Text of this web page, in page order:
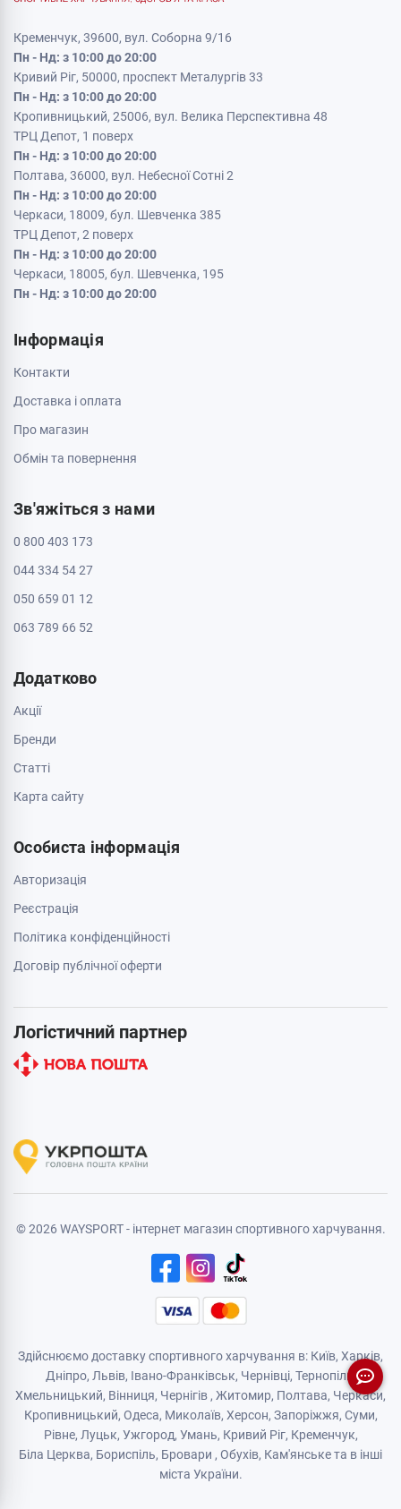
Кременчук, 39600, вул. Соборна 9/16
Пн - Нд: з 10:00 до 20:00
Кривий Ріг, 50000, проспект Металургів 33
Пн - Нд: з 10:00 до 20:00
Кропивницький, 25006, вул. Велика Перспективна 48
ТРЦ Депот, 1 поверх
Пн - Нд: з 10:00 до 20:00
Полтава, 36000, вул. Небесної Сотні 2
Пн - Нд: з 10:00 до 20:00
Черкаси, 18009, бул. Шевченка 385
ТРЦ Депот, 2 поверх
Пн - Нд: з 10:00 до 20:00
Черкаси, 18005, бул. Шевченка, 195
Пн - Нд: з 10:00 до 20:00
Інформація
Контакти
Доставка і оплата
Про магазин
Обмін та повернення
Зв'яжіться з нами
0 800 403 173
044 334 54 27
050 659 01 12
063 789 66 52
Додатково
Акції
Бренди
Cтатті
Карта сайту
Особиста інформація
Авторизація
Реєстрація
Політика конфіденційності
Договір публічної оферти
Логістичний партнер
© 2026 WAYSPORT - інтернет магазин спортивного харчування.
Здійснюємо доставку спортивного харчування в: Київ, Харків,
Дніпро, Львів, Івано-Франківськ, Чернівці, Тернопіль
Хмельницький, Вінниця, Чернігів , Житомир, Полтава, Черкаси,
Кропивницький, Одеса, Миколаїв, Херсон, Запоріжжя, Суми,
Рівне, Луцьк, Ужгород, Умань, Кривий Ріг, Кременчук,
Біла Церква, Бориспіль, Бровари , Обухів, Кам'янськeта в інші
міста України.